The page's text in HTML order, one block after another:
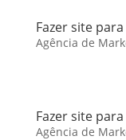
Fazer site
Agência de
Fazer site
Agência de